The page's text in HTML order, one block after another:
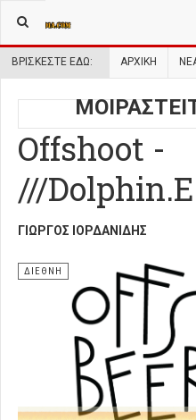
ΒΡΊΣΚΕΣΤΕ ΕΔΏ: ΑΡΧΙΚΉ
Offshoot -
///
ΓΙΏΡΓΟΣ ΙΟΡΔΑΝΊΔΗΣ
ΔΙΕΘΝΗ